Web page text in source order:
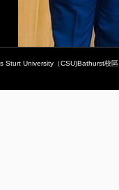
Sturt University（CSU)Bathurst校區